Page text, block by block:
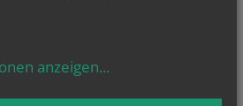
anzeigen...